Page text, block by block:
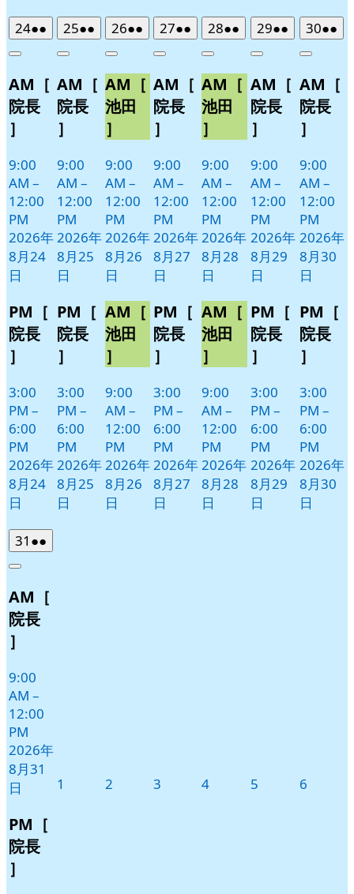
242026
年
月
24
日
●●
件
イ
ベ
ト)
Close
AM［
院長
］
9:00
AM –
12:00
PM
2026年
8月24
日
PM［
院長
］
3:00
PM –
6:00
PM
2026年
8月24
日
252026
年
月
25
日
●●
件
イ
ベ
ト)
Close
AM［
院長
］
9:00
AM –
12:00
PM
2026年
8月25
日
PM［
院長
］
3:00
PM –
6:00
PM
2026年
8月25
日
262026
年
月
26
日
●●
件
イ
ベ
ト)
Close
AM［
池田
］
9:00
AM –
12:00
PM
2026年
8月26
日
AM［
池田
］
9:00
AM –
12:00
PM
2026年
8月26
日
272026
年
月
27
日
●●
件
イ
ベ
ト)
Close
AM［
院長
］
9:00
AM –
12:00
PM
2026年
8月27
日
PM［
院長
］
3:00
PM –
6:00
PM
2026年
8月27
日
282026
年
月
28
日
●●
件
イ
ベ
ト)
Close
AM［
池田
］
9:00
AM –
12:00
PM
2026年
8月28
日
AM［
池田
］
9:00
AM –
12:00
PM
2026年
8月28
日
292026
年
月
29
日
●●
件
イ
ベ
ト)
Close
AM［
院長
］
9:00
AM –
12:00
PM
2026年
8月29
日
PM［
院長
］
3:00
PM –
6:00
PM
2026年
8月29
日
302026
年
月
30
日
●●
件
イ
Close
AM［
院長
］
9:00
AM –
12:00
PM
2026年
8月30
日
PM［
院長
］
3:00
PM –
6:00
PM
2026年
8月30
日
31 2026
年
月
31
日
●●
件
イ
Close
AM［
院長
］
9:00
AM –
12:00
PM
2026年
8月31
日
PM［
院長
］
1 2 3 42026
5 6